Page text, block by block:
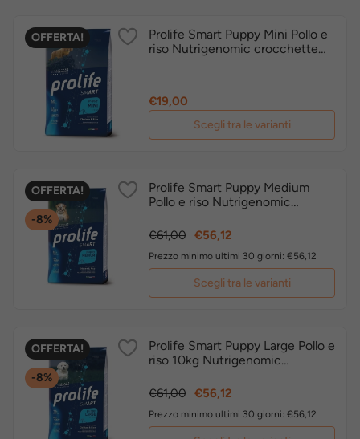
OFFERTA!
Prolife Smart Puppy Mini Pollo e
riso Nutrigenomic crocchette
Prezzo
€19,00
Scegli tra le varianti
OFFERTA!
-8%
Prolife Smart Puppy Medium
Pollo e riso Nutrigenomic
Prezzo
€61,00 Prezzo
€56,12
Prezzo minimo ultimi 30 giorni: €56,12
Scegli tra le varianti
OFFERTA!
-8%
Prolife Smart Puppy Large Pollo e
riso 10kg Nutrigenomic
Prezzo
€61,00 Prezzo
€56,12
Prezzo minimo ultimi 30 giorni: €56,12